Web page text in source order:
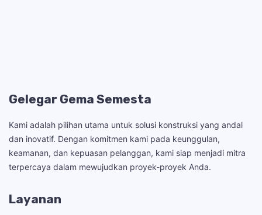
Gelegar Gema Semesta
Kami adalah pilihan utama untuk solusi konstruksi yang andal
dan inovatif. Dengan komitmen kami pada keunggulan,
keamanan, dan kepuasan pelanggan, kami siap menjadi mitra
terpercaya dalam mewujudkan proyek-proyek Anda.
Layanan